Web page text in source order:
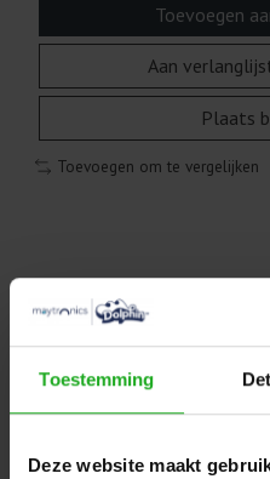
Toestemming
Deze website maakt
Toevoegen
Aan
Plaats
Toevoegen om te vergelijken
Beschrijving
Maytronics
9995386-ASSY